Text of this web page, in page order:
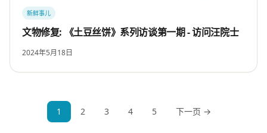
新鲜事儿
文物修复: 《土豆丝饼》系列访谈第一期 - 访问汪院士
2024年5月18日
1 2 3 4 5 下一页 →